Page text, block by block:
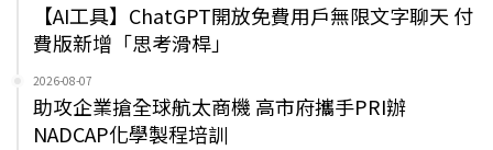
【AI工具】ChatGPT開放免費用戶無限文字聊天 付
費版新增「思考滑桿」
2026-08-07
助攻企業搶全球航太商機 高市府攜手PRI辦
NADCAP化學製程培訓